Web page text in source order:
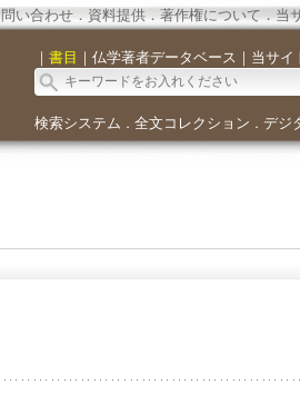
い合わせ． 資料提供．著作権について．当
｜ 書目 ｜ 仏学著者データベース ｜ 当サイ
検索システム ． 全文コレクション ． デジ